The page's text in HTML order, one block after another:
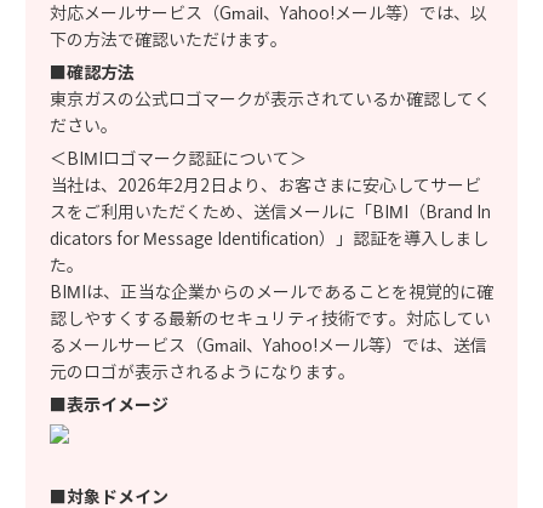
対応メールサービス（Gmail、Yahoo!メール等）では、以
下の方法で確認いただけます。
■確認方法
東京ガスの公式ロゴマークが表示されているか確認してく
ださい。
＜BIMIロゴマーク認証について＞
当社は、2026年2月2日より、お客さまに安心してサービ
スをご利用いただくため、送信メールに「BIMI（Brand In
dicators for Message Identification）」認証を導入しまし
た。
BIMIは、正当な企業からのメールであることを視覚的に確
認しやすくする最新のセキュリティ技術です。対応してい
るメールサービス（Gmail、Yahoo!メール等）では、送信
元のロゴが表示されるようになります。
■表示イメージ
■対象ドメイン